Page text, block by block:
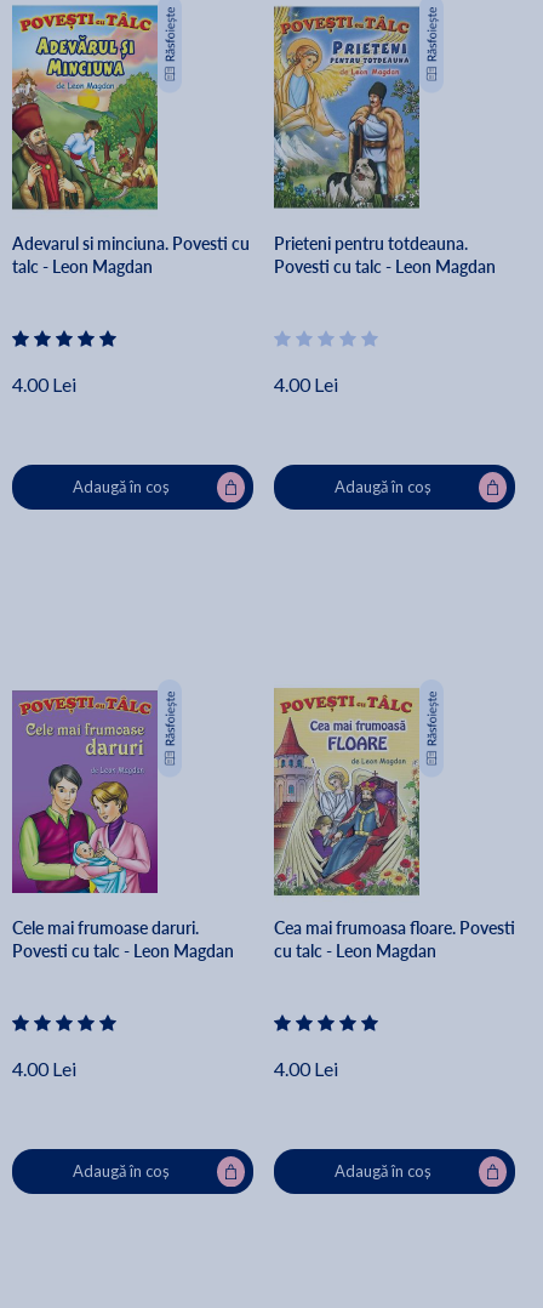
Adevarul si minciuna. Povesti cu
talc - Leon Magdan
4.00 Lei
Adaugă în coș
Prieteni pentru totdeauna.
Povesti cu talc - Leon Magdan
4.00 Lei
Adaugă în coș
Cele mai frumoase daruri.
Povesti cu talc - Leon Magdan
4.00 Lei
Adaugă în coș
Cea mai frumoasa floare. Povesti
cu talc - Leon Magdan
4.00 Lei
Adaugă în coș